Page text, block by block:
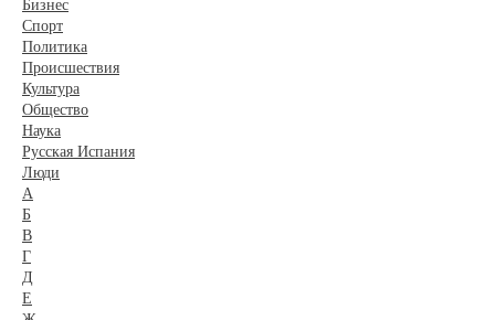
Спорт
Политика
Происшествия
Культура
Общество
Наука
Русская Испания
Люди
А
Б
В
Г
Д
Е